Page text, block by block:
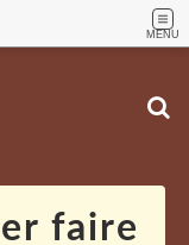
MENU
faire